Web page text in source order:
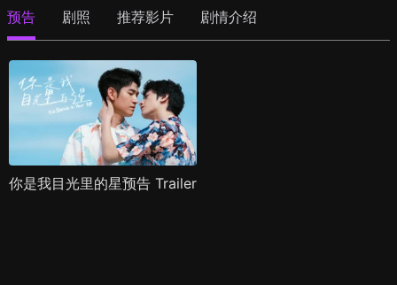
预告 剧照 推荐影片 剧情介绍
你是我目光里的星预告 Trailer